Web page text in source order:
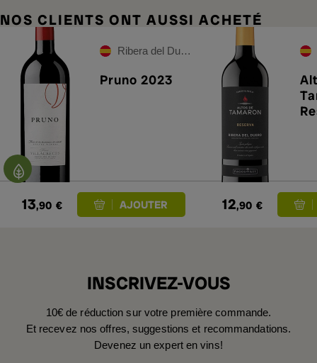
NOS CLIENTS ONT AUSSI ACHETÉ
Ribera del Duero
Pruno 2023
13,90 € 12,90 €
INSCRIVEZ-VOUS
10€ de réduction sur votre première commande.
Et recevez nos offres, suggestions et recommandations.
Devenez un expert en vins!